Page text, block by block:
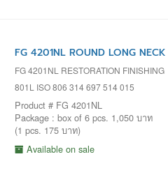
FG 4201NL ROUND LONG
FG 4201NL RESTORATION FINISHING
801L ISO 806 314 697 514 015
Product # FG 4201NL
Package : box of 6 pcs. 1,050 บาท
(1 pcs. 175 บาท)
Available on sale